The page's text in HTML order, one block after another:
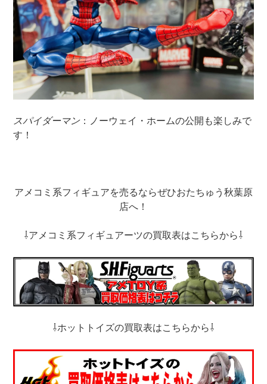
スパイダーマン：ノーウェイ・ホームの公開も楽しみで
す！
アメコミ系フィギュアを売るならぜひおたちゅう秋葉原
店へ！
⇩アメコミ系フィギュアーツの買取表はこちらから⇩
⇩ホットトイズの買取表はこちらから⇩